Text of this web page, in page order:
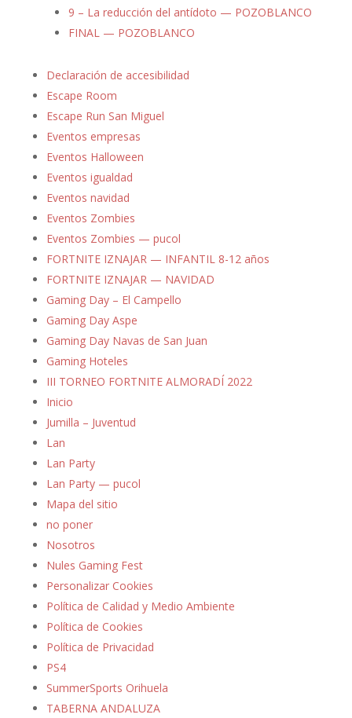
9 – La reducción del antídoto — POZOBLANCO
FINAL — POZOBLANCO
Declaración de accesibilidad
Escape Room
Escape Run San Miguel
Eventos empresas
Eventos Halloween
Eventos igualdad
Eventos navidad
Eventos Zombies
Eventos Zombies — pucol
FORTNITE IZNAJAR — INFANTIL 8-12 años
FORTNITE IZNAJAR — NAVIDAD
Gaming Day – El Campello
Gaming Day Aspe
Gaming Day Navas de San Juan
Gaming Hoteles
III TORNEO FORTNITE ALMORADÍ 2022
Inicio
Jumilla – Juventud
Lan
Lan Party
Lan Party — pucol
Mapa del sitio
no poner
Nosotros
Nules Gaming Fest
Personalizar Cookies
Política de Calidad y Medio Ambiente
Política de Cookies
Política de Privacidad
PS4
SummerSports Orihuela
TABERNA ANDALUZA